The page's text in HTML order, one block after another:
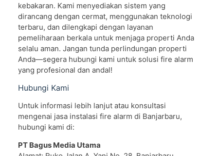
kebakaran. Kami menyediakan sistem yang
dirancang dengan cermat, menggunakan teknologi
terbaru, dan dilengkapi dengan layanan
pemeliharaan berkala untuk menjaga properti Anda
selalu aman. Jangan tunda perlindungan properti
Anda—segera hubungi kami untuk solusi fire alarm
yang profesional dan andal!
Hubungi Kami
Untuk informasi lebih lanjut atau konsultasi
mengenai jasa instalasi fire alarm di Banjarbaru,
hubungi kami di:
PT Bagus Media Utama